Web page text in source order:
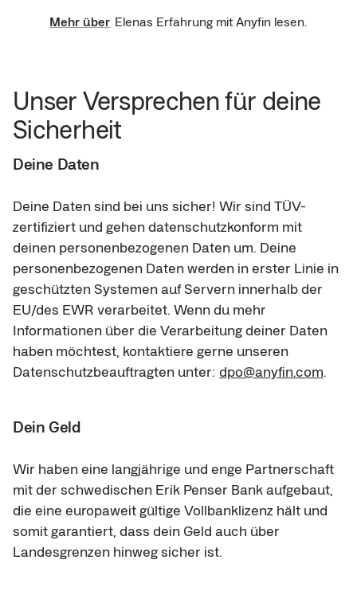
Mehr über Elenas Erfahrung mit Anyfin lesen.
Unser Versprechen für deine
Sicherheit
Deine Daten
Deine Daten sind bei uns sicher! Wir sind TÜV-
zertifiziert und gehen datenschutzkonform mit
deinen personenbezogenen Daten um. Deine
personenbezogenen Daten werden in erster Linie in
geschützten Systemen auf Servern innerhalb der
EU/des EWR verarbeitet. Wenn du mehr
Informationen über die Verarbeitung deiner Daten
haben möchtest, kontaktiere gerne unseren
Datenschutzbeauftragten unter: dpo@anyfin.com.
Dein Geld
Wir haben eine langjährige und enge Partnerschaft
mit der schwedischen Erik Penser Bank aufgebaut,
die eine europaweit gültige Vollbanklizenz hält und
somit garantiert, dass dein Geld auch über
Landesgrenzen hinweg sicher ist.